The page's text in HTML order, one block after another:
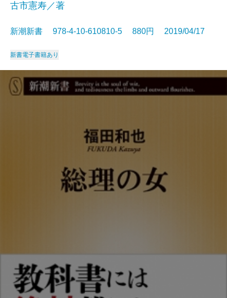
古市憲寿／著
新潮新書 978-4-10-610810-5 880円 2019/04/17
新書電子書籍あり